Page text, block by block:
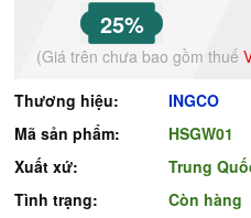
25%
(Giá trên chưa bao gồm thuế
Thương hiệu:
INGCO
Mã sản phẩm:
HSGW01
Xuất xứ:
Trung
Tình trạng:
Còn hàng